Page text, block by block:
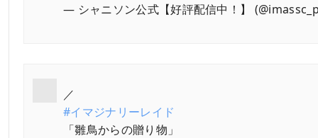
— シャニソン公式【好評配信中！】
／
#イマジナリーレイド
「雛鳥からの贈り物」